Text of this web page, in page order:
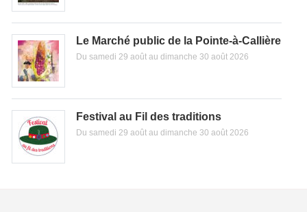
Le Marché public de la Pointe-à-Callière
Du samedi 29 août au dimanche 30 août 2026
Festival au Fil des traditions
Du samedi 29 août au dimanche 30 août 2026